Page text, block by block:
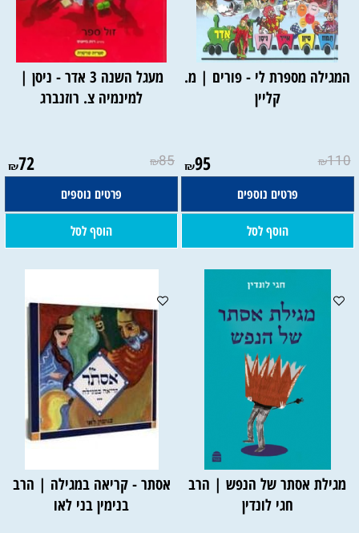
המגילה מספרת לי - פורים | מ.
קליין
₪110
₪95
פרטים נוספים
הוסף לסל
מעגל השנה 3 אדר - ניסן |
למינמיה צ. רוזנברג
₪85
₪72
פרטים נוספים
הוסף לסל
מגילת אסתר של הנפש | הרב
חגי לונדין
אסתר - קריאה במגילה | הרב
בנימין בני לאו